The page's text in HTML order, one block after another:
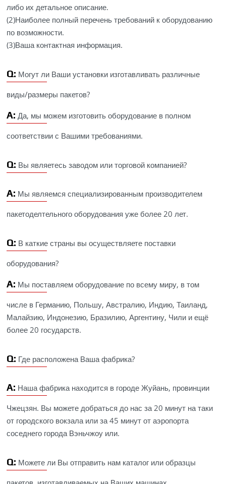
либо их детальное описание.
(2)Наиболее полный перечень требований к оборудованию
по возможности.
(3)Ваша контактная информация.
Q: Могут ли Ваши установки изготавливать различные
виды/размеры пакетов?
A: Да, мы можем изготовить оборудование в полном
соответствии с Вашими требованиями.
Q: Вы являетесь заводом или торговой компанией?
A: Мы являемся специализированным производителем
пакетоделтельного оборудования уже более 20 лет.
Q: В каткие страны вы осуществляете поставки
оборудования?
A: Мы поставляем оборудование по всему миру, в том
числе в Германию, Польшу, Австралию, Индию, Таиланд,
Малайзию, Индонезию, Бразилию, Аргентину, Чили и ещё
более 20 государств.
Q: Где расположена Ваша фабрика?
A: Наша фабрика находится в городе Жуйань, провинции
Чжецзян. Вы можете добраться до нас за 20 минут на таки
от городского вокзала или за 45 минут от аэропорта
соседнего города Вэньчжоу или.
Q: Можете ли Вы отправить нам каталог или образцы